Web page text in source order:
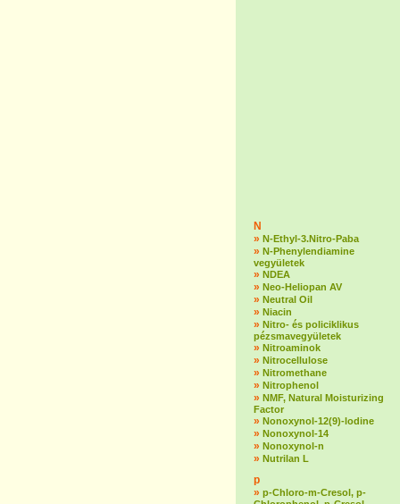
N
» N-Ethyl-3.Nitro-Paba
» N-Phenylendiamine
vegyületek
» NDEA
» Neo-Heliopan AV
» Neutral Oil
» Niacin
» Nitro- és policiklikus
pézsmavegyületek
» Nitroaminok
» Nitrocellulose
» Nitromethane
» Nitrophenol
» NMF, Natural Moisturizing
Factor
» Nonoxynol-12(9)-lodine
» Nonoxynol-14
» Nonoxynol-n
» Nutrilan L
p
» p-Chloro-m-Cresol, p-